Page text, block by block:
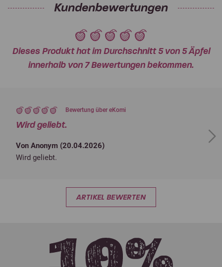
Kundenbewertungen
Dieses Produkt hat im Durchschnitt 5 von 5 Äpfel
innerhalb von 7 Bewertungen bekommen.
Bewertung über eKomi
Wird geliebt.
Von Anonym (20.04.2026)
Wird geliebt.
Next
ARTIKEL BEWERTEN